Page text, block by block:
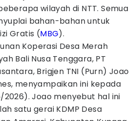
wilayah di NTT. Semua
bahan-bahan untuk
Gratis (MBG).
Koperasi Desa Merah
Bali Nusa Tenggara, PT
Brigjen TNI (Purn) Joao
menyampaikan ini kepada
2026). Joao menyebut hal ini
satu gerai KDMP Desa